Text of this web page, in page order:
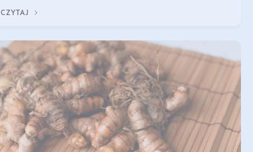
poprawy koncentracji
CZYTAJ